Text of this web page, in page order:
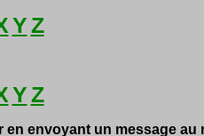
YZ
YZ
envoyant un message au